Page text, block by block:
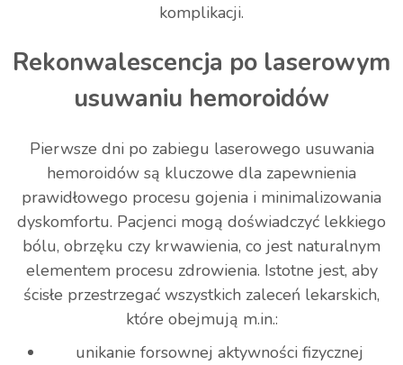
komplikacji.
Rekonwalescencja po laserowym
usuwaniu hemoroidów
Pierwsze dni po zabiegu laserowego usuwania
hemoroidów są kluczowe dla zapewnienia
prawidłowego procesu gojenia i minimalizowania
dyskomfortu. Pacjenci mogą doświadczyć lekkiego
bólu, obrzęku czy krwawienia, co jest naturalnym
elementem procesu zdrowienia. Istotne jest, aby
ścisłe przestrzegać wszystkich zaleceń lekarskich,
które obejmują m.in.:
unikanie forsownej aktywności fizycznej